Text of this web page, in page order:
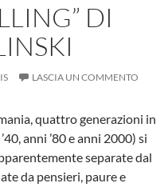
DI
LASCIA UN COMMENTO
quattro generazioni in
anni ’80 e anni 2000) si
separate dal
da pensieri, paure e